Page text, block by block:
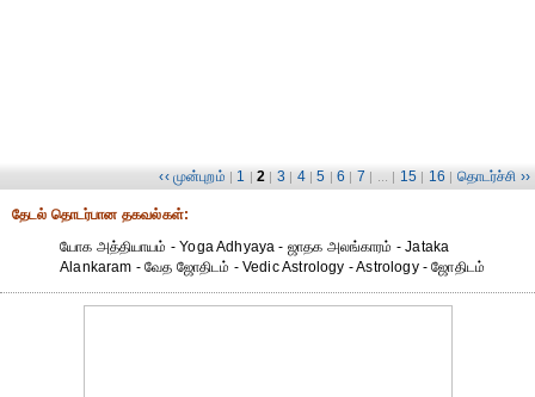
‹‹ முன்புறம் | 1 | 2 | 3 | 4 | 5 | 6 | 7 | ... | 15 | 16 | தொடர்ச்சி ››
தேட‌ல் தொட‌ர்பான தகவ‌ல்க‌ள்:
யோக அத்தியாயம் - Yoga Adhyaya - ஜாதக அலங்காரம் - Jataka
Alankaram - வேத ஜோதிடம் - Vedic Astrology - Astrology - ஜோதிடம்